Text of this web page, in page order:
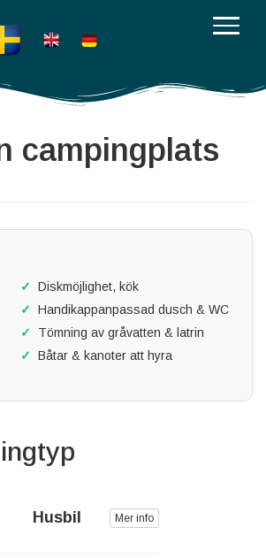
campingplats
✓
Diskmöjlighet, kök
✓
Handikappanpassad dusch & WC
✓
Tömning av gråvatten & latrin
✓
Båtar & kanoter att hyra
Husbil Mer info